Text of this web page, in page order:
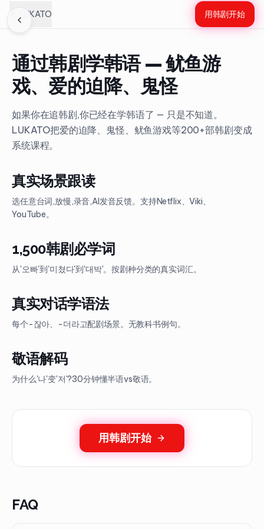
LUKATO 用韩剧开始
通过韩剧学韩语 — 鱿鱼游
戏、爱的迫降、鬼怪
如果你在追韩剧,你已经在学韩语了 — 只是不知道。
LUKATO把爱的迫降、鬼怪、鱿鱼游戏等200+部韩剧变成
系统课程。
真实场景跟读
选任意台词,放慢,录音,AI发音反馈。支持Netflix、Viki、
YouTube。
1,500韩剧必学词
从'오빠'到'미쳤다'到'대박'。按剧种分类的真实词汇。
真实对话学语法
每个-잖아、-더라고配剧场景。无教科书例句。
敬语解码
为什么'나'变'저'?30分钟懂半语vs敬语。
用韩剧开始
FAQ